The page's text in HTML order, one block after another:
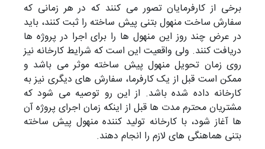
برخی از کارفرمایان تصور می کنند که در هر زمانی که
سفارش ساخت منهول بتنی پیش ساخته را ثبت کنند، باید
در عرض چند روز این منهول ها را برای اجرا در پروژه ها
دریافت کنند. ولی واقعیت این است که شرایط کارخانه نیز
روی زمان تحویل منهول پیش ساخته موثر می باشد و
ممکن است قبل از یک کارفرما، سفارش های دیگری نیز به
کارخانه داده شده باشد. از این رو توصیه می شود که
مشتریان محترم مدت ها قبل از اینکه زمان اجرای پروژه آن
ها آغاز شود، با کارخانه تولید کننده منهول پیش ساخته
بتنی هماهنگی های لازم را انجام دهند.